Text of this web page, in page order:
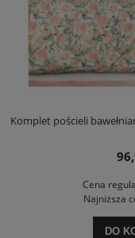
Komplet pościeli
Cena
Najniższa
DO